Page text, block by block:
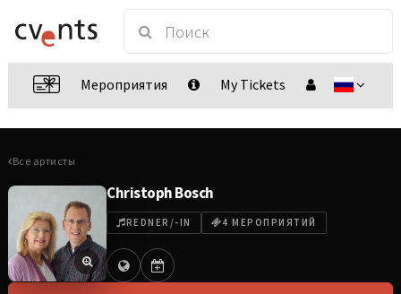
Мероприятия My Tickets
Все артисты
Christoph Bosch
REDNER/-IN 4 МЕРОПРИЯТИЙ